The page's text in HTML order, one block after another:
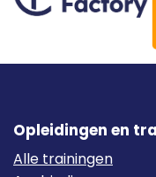
Opleidingen en
Alle trainingen